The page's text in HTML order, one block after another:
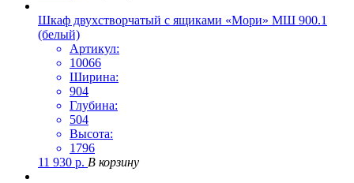
Шкаф двухстворчатый с ящиками «Мори» МШ 900.1
(белый)
Артикул:
10066
Ширина:
904
Глубина:
504
Высота:
1796
11 930 р. В корзину